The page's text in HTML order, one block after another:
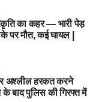
का कहर — भारी पेड़
पर मौत, कई घायल |
अश्लील हरकत करने
के बाद पुलिस की गिरफ्त में